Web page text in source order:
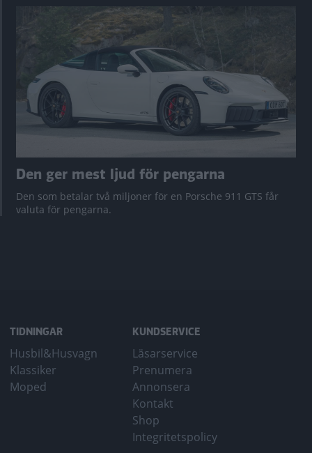
Den ger mest ljud för pengarna
Den som betalar två miljoner för en Porsche 911 GTS får
valuta för pengarna.
TIDNINGAR
Husbil&Husvagn
Klassiker
Moped
KUNDSERVICE
Läsarservice
Prenumera
Annonsera
Kontakt
Shop
Integritetspolicy